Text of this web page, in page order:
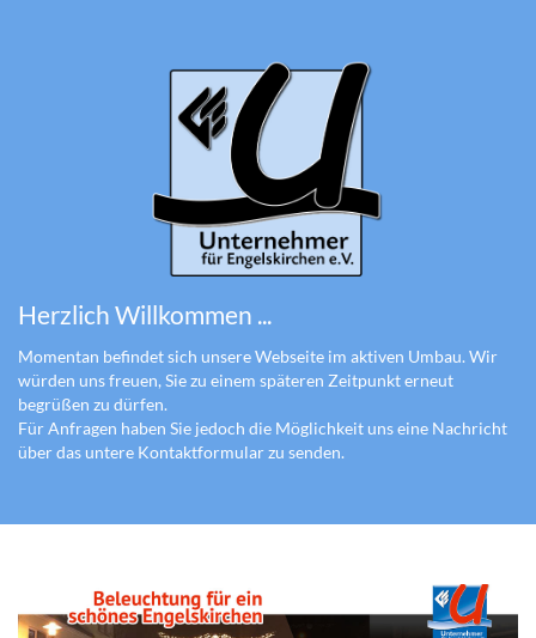
Herzlich Willkommen ...
Momentan befindet sich unsere Webseite im aktiven Umbau. Wir
würden uns freuen, Sie zu einem späteren Zeitpunkt erneut
begrüßen zu dürfen.
Für Anfragen haben Sie jedoch die Möglichkeit uns eine Nachricht
über das untere Kontaktformular zu senden.